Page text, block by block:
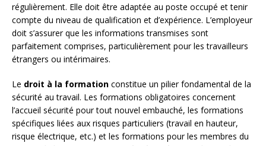
régulièrement. Elle doit être adaptée au poste occupé et tenir
compte du niveau de qualification et d’expérience. L’employeur
doit s’assurer que les informations transmises sont
parfaitement comprises, particulièrement pour les travailleurs
étrangers ou intérimaires.
Le droit à la formation constitue un pilier fondamental de la
sécurité au travail. Les formations obligatoires concernent
l’accueil sécurité pour tout nouvel embauché, les formations
spécifiques liées aux risques particuliers (travail en hauteur,
risque électrique, etc.) et les formations pour les membres du